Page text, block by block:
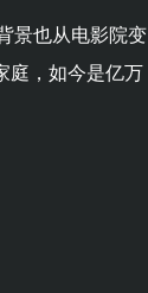
景也从电影院变
庭，如今是亿万